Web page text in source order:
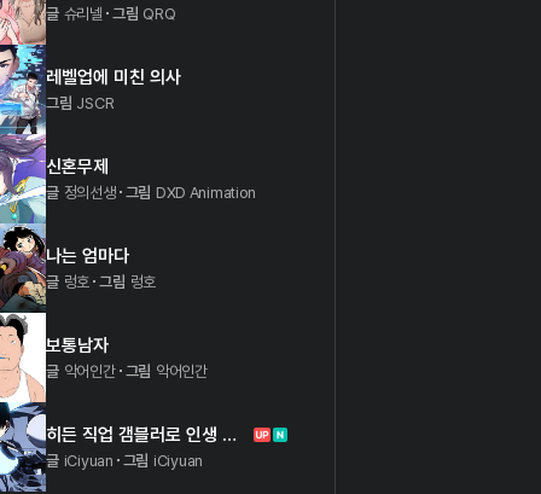
글 슈리넬 그림 QRQ
레벨업에 미친 의사
그림 JSCR
신혼무제
글 정의선생 그림 DXD Animation
나는 엄마다
글 렁호 그림 렁호
보통남자
글 악어인간 그림 악어인간
히든 직업 갬블러로 인생 역전
글 iCiyuan 그림 iCiyuan